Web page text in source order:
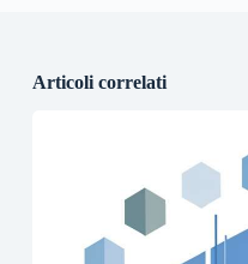
Articoli correlati